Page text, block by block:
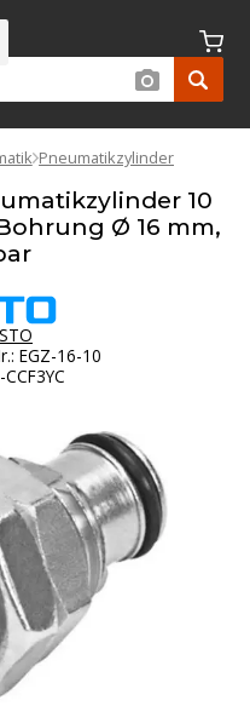
Pneumatikzylinder
10
Ø 16 mm,
: EGZ-16-10
CCF3YC